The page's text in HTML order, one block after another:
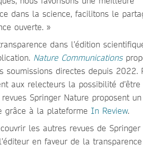
dans la science, facilitons le
ouverte. »
dans l’édition
Nature Communications
directes depuis 2022.
aux relecteurs la possibilité d’être
Springer Nature proposent
grâce à la plateforme In Review.
les autres revues de Springer
en faveur de la